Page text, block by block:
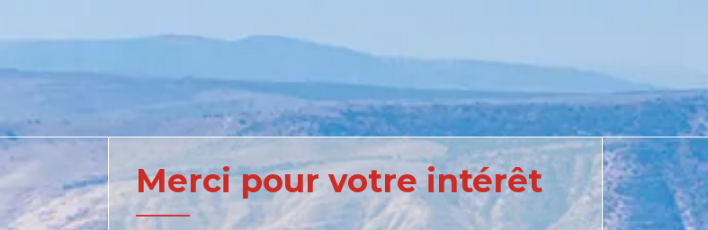
United States Australia
Merci pour votre intérêt